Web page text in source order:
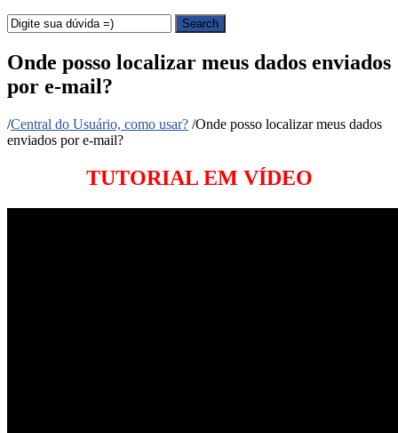
Search
Onde posso localizar meus dados enviados
por e-mail?
/Central do Usuário, como usar? /Onde posso localizar meus dados
enviados por e-mail?
TUTORIAL EM VÍDEO